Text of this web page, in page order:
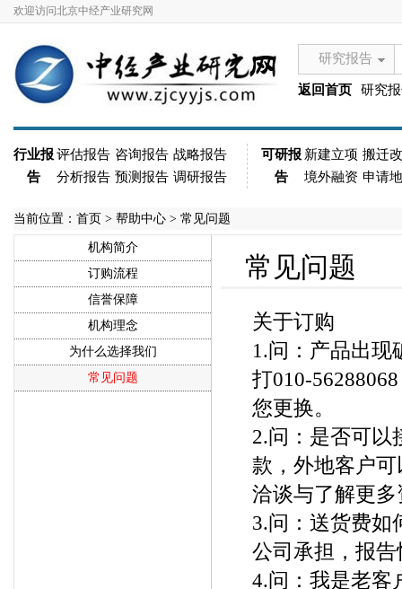
欢迎访问北京中经产业研究网
研究报告
返回首页 研究
行业报
告
评估报告 咨询报告 战略报告
分析报告 预测报告 调研报告
可研报
告
新建立项 搬迁
境外融资 申请
当前位置： 首页 > 帮助中心 > 常见问题
机构简介
订购流程
信誉保障
机构理念
为什么选择我们
常见问题
常见问题
关于订购
1.问：产品出现
打010-
您更换。
2.问：是否可以
款，外地客户
洽谈与了解更多
3.问：送货费如
公司承担，报
4.问：我是老客